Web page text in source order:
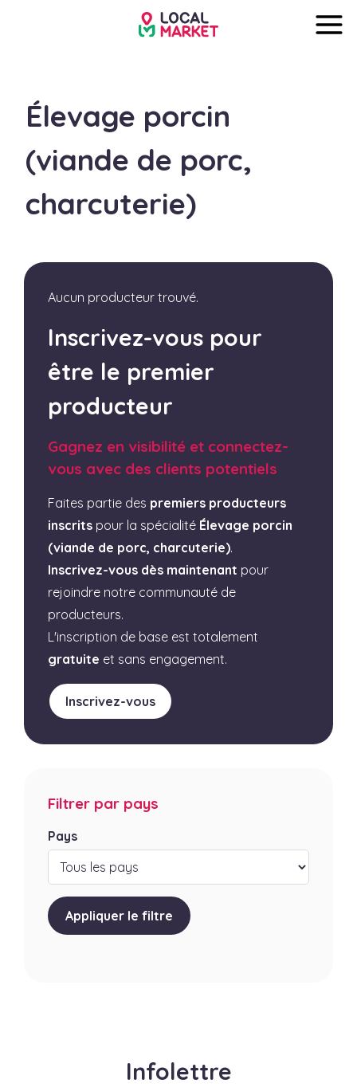
Élevage porcin
(viande de porc,
charcuterie)
Aucun producteur trouvé.
Inscrivez-vous pour
être le premier
producteur
Gagnez en visibilité et connectez-
vous avec des clients potentiels
Faites partie des premiers producteurs
inscrits pour la spécialité Élevage porcin
(viande de porc, charcuterie).
Inscrivez-vous dès maintenant pour
rejoindre notre communauté de
producteurs.
L'inscription de base est totalement
gratuite et sans engagement.
Inscrivez-vous
Filtrer par pays
Pays
Appliquer le filtre
Infolettre